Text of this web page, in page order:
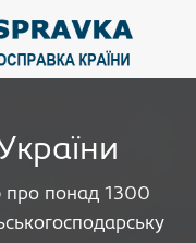
про понад 1300